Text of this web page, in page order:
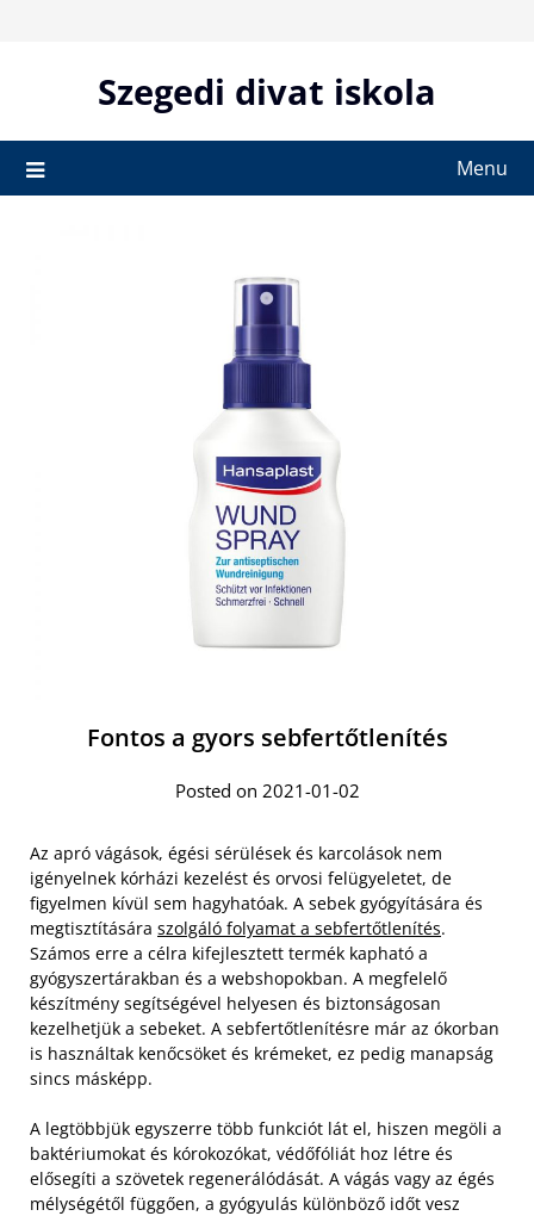
Szegedi divat iskola
Menu
Fontos a gyors sebfertőtlenítés
Posted on 2021-01-02
Az apró vágások, égési sérülések és karcolások nem
igényelnek kórházi kezelést és orvosi felügyeletet, de
figyelmen kívül sem hagyhatóak. A sebek gyógyítására és
megtisztítására szolgáló folyamat a sebfertőtlenítés.
Számos erre a célra kifejlesztett termék kapható a
gyógyszertárakban és a webshopokban. A megfelelő
készítmény segítségével helyesen és biztonságosan
kezelhetjük a sebeket. A sebfertőtlenítésre már az ókorban
is használtak kenőcsöket és krémeket, ez pedig manapság
sincs másképp.
A legtöbbjük egyszerre több funkciót lát el, hiszen megöli a
baktériumokat és kórokozókat, védőfóliát hoz létre és
elősegíti a szövetek regenerálódását. A vágás vagy az égés
mélységétől függően, a gyógyulás különböző időt vesz